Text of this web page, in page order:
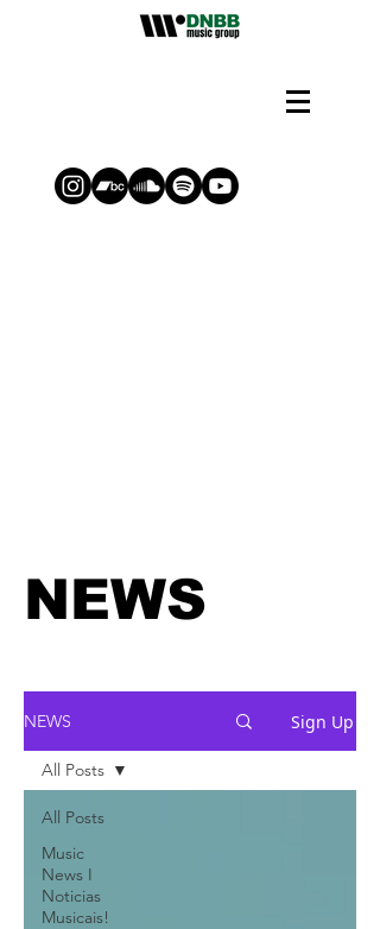
NEWS
NEWS Sign Up
All Posts
Music
News I
Noticias
Musicais!
All Posts